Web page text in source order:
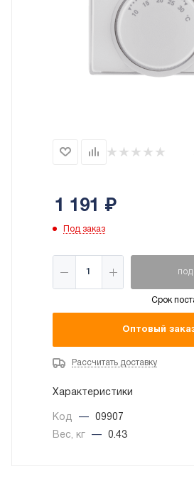
1 191 ₽
Под заказ
Срок
Оптовый
Рассчитать доставку
Характеристики
Код —
09907
Вес, кг
— 0.43